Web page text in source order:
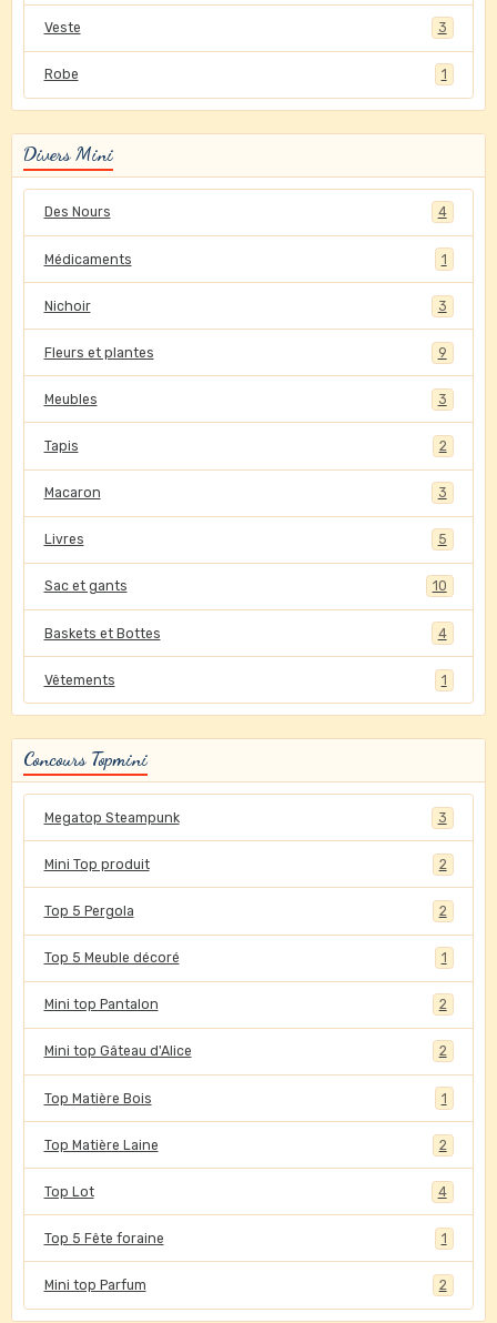
Veste 3
Robe 1
Divers Mini
Des Nours 4
Médicaments 1
Nichoir 3
Fleurs et plantes 9
Meubles 3
Tapis 2
Macaron 3
Livres 5
Sac et gants 10
Baskets et Bottes 4
Vêtements 1
Concours Topmini
Megatop Steampunk 3
Mini Top produit 2
Top 5 Pergola 2
Top 5 Meuble décoré 1
Mini top Pantalon 2
Mini top Gâteau d'Alice 2
Top Matière Bois 1
Top Matière Laine 2
Top Lot 4
Top 5 Fête foraine 1
Mini top Parfum 2